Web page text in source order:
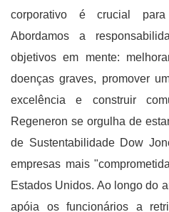
corporativo é crucial
Abordamos a
objetivos em mente:
doenças graves, promover
excelência e construir
Regeneron se orgulha de
de Sustentabilidade Dow
empresas mais
Estados Unidos. Ao longo do
apóia os funcionários a